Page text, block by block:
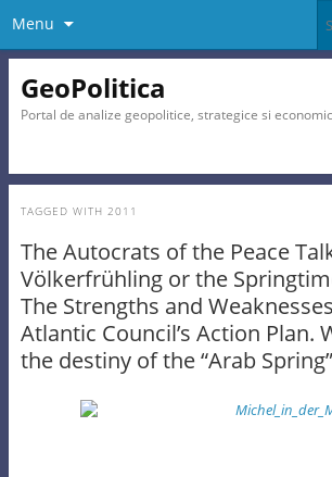
Menu
GeoPolitica
Portal de analize geopolitice, strategice si
TAGGED WITH 2011
The Autocrats of the Peace
Völkerfrühling or the
The Strengths and
Atlantic Council’s Action Plan.
the destiny of the “Arab